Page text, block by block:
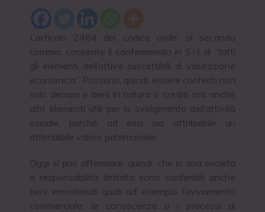
L’articolo 2464 del codice civile, al secondo
comma, consente il conferimento in S.r.l. di “tutti
gli elementi dell’attivo suscettibili di valutazione
economica”. Possono, quindi, essere conferiti non
solo denaro e beni in natura o crediti, ma anche
altri elementi utili per lo svolgimento dell’attività
sociale, purché ad essi sia attribuibile un
attendibile valore patrimoniale.
Oggi si può affermare, quindi, che in una società
a responsabilità limitata sono conferibili anche
beni immateriali quali ad esempio l’avviamento
commerciale, le conoscenze o i processi di